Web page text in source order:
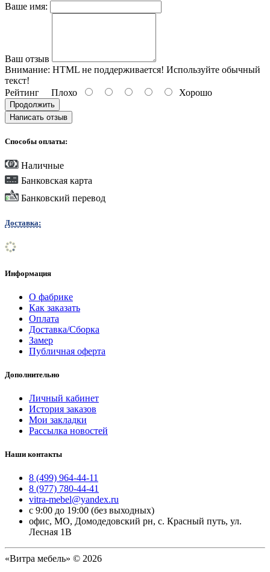
Ваше имя:
Ваш отзыв
Внимание: HTML не поддерживается! Используйте обычный
текст!
Рейтинг Плохо Хорошо
Продолжить
Написать отзыв
Способы оплаты:
Наличные
Банковская карта
Банковский перевод
Доставка:
Информация
О фабрике
Как заказать
Оплата
Доставка/Сборка
Замер
Публичная оферта
Дополнительно
Личный кабинет
История заказов
Мои закладки
Рассылка новостей
Наши контакты
8 (499) 964-44-11
8 (977) 780-44-41
vitra-mebel@yandex.ru
с 9:00 до 19:00 (без выходных)
офис, МО, Домодедовский рн, с. Красный путь, ул.
Лесная 1В
«Витра мебель» © 2026